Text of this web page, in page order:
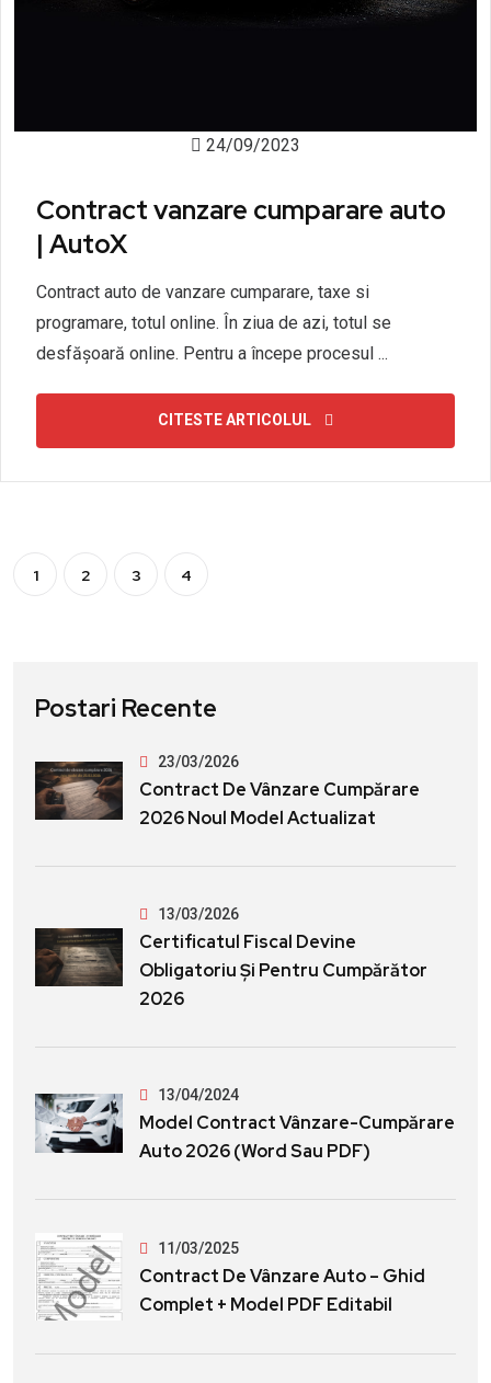
24/09/2023
Contract vanzare cumparare auto
| AutoX
Contract auto de vanzare cumparare, taxe si
programare, totul online. În ziua de azi, totul se
desfășoară online. Pentru a începe procesul ...
CITESTE ARTICOLUL
1 2 3 4
Postari Recente
23/03/2026
Contract De Vânzare Cumpărare
2026 Noul Model Actualizat
13/03/2026
Certificatul Fiscal Devine
Obligatoriu Și Pentru Cumpărător
2026
13/04/2024
Model Contract Vânzare-Cumpărare
Auto 2026 (Word Sau PDF)
11/03/2025
Contract De Vânzare Auto – Ghid
Complet + Model PDF Editabil